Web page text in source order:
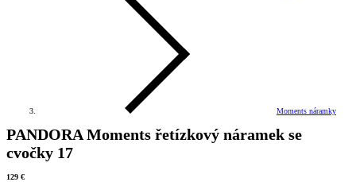
Moments náramky
PANDORA Moments řetízkový náramek se
cvočky 17
129 €